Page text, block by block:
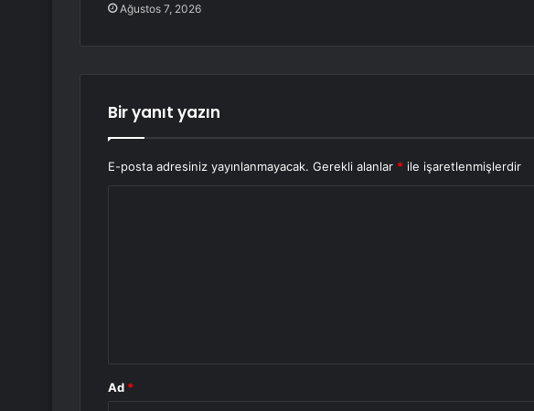
Ağustos 7, 2026
Bir yanıt yazın
E-posta adresiniz yayınlanmayacak. Gerekli alanlar * ile işaretlenmişlerdir
Ad *